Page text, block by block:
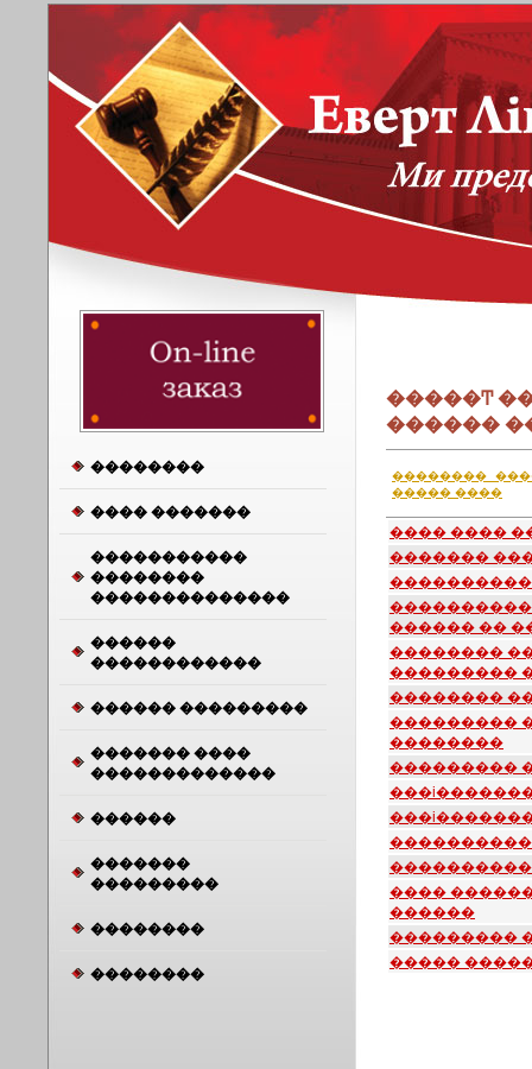
��������
���� �������
�����������
��������
��������������
������
������������
������ ���������
������� ����
�������������
������
�������
���������
��������
��������
�����Ͳ
������
��������
����� ����
���� ����
�������
������ ��
��������
���������
��������
���������
��������
���������
����
������
���������
�����